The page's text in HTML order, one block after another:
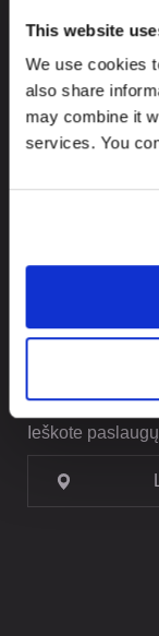
This website
We use cookies
also share
may combine it
services. You
KONTAKTAI
+370 5237
Ieškote